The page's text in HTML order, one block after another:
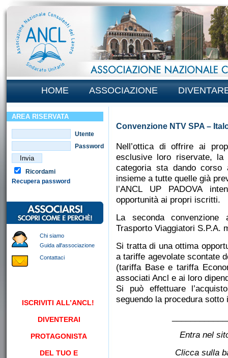
HOME ASSOCIAZIONE
AREA RISERVATA
Utente
Password
Ricordami
Recupera password
Chi siamo
Guida all'associazione
Contattaci
ISCRIVITI ALL’ANCL!
DIVENTERAI
PROTAGONISTA
DEL TUO E
Convenzione NTV SPA –
Nell’ottica di offrire ai
esclusive loro riservate, la
categoria sta dando
insieme a tutte quelle già
l’ANCL UP PADOVA
opportunità ai propri iscritti.
La seconda
Trasporto Viaggiatori S.P.A.
Si tratta di una ottima
a tariffe agevolate scontate
(tariffa Base e tariffa
associati Ancl e ai loro
Si può effettuare
seguendo la procedura sotto
Entra nel
Clicca sulla